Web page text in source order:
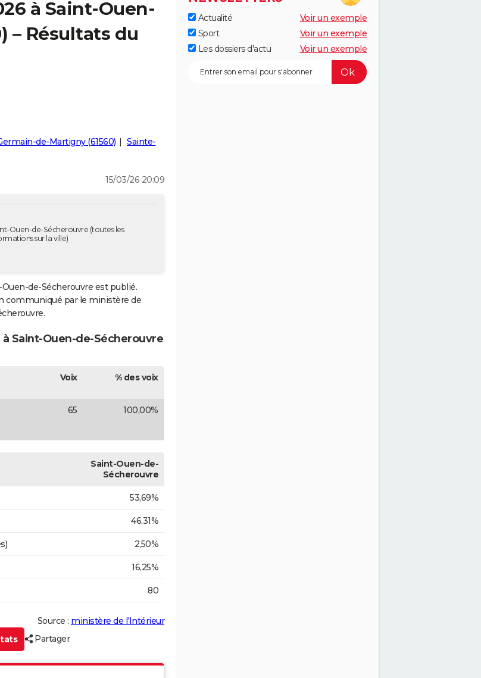
à Saint-Ouen-
– Résultats du
de-Martigny (61560)
Sainte-
15/03/26 20:09
Ouen-de-Sécherouvre (toutes les
sur la ville)
Ouen-de-Sécherouvre est publié.
communiqué par le ministère de
Saint-Ouen-de-Sécherouvre
Voix % des voix
65 100,00%
Saint-Ouen-de-
Sécherouvre
53,69%
46,31%
2,50%
16,25%
80
Source : ministère de l’Intérieur
Partager
Actualité
Voir un exemple
Sport
Voir un exemple
Les dossiers d'actu
Voir un exemple